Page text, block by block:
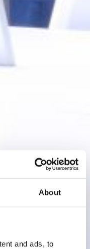
About
and ads, to